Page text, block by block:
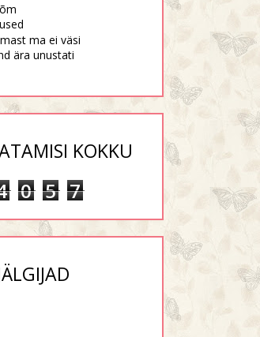
ma ei väsi
ära unustati
KOKKU
0 5 7